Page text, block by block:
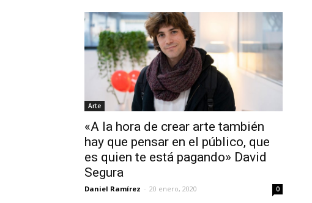
Arte
«A la hora de crear arte también
hay que pensar en el público, que
es quien te está pagando» David
Segura
Daniel Ramírez - 20 enero, 2020 0